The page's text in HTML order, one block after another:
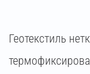
Геотекстиль